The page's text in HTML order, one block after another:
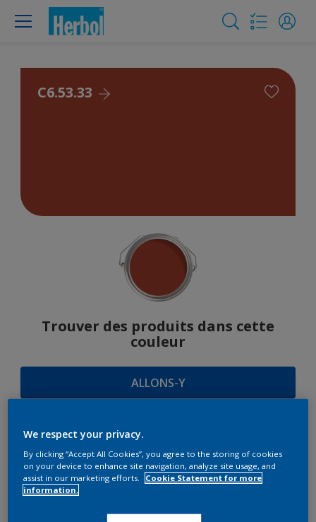
C6.53.33
Trouver des produits dans cette
couleur
ALLONS-Y
SUGGESTIONS
D'HARMONIES
We respect your privacy.
By clicking “Accept All Cookies”, you agree to the storing of cookies
on your device to enhance site navigation, analyze site usage, and
assist in our marketing efforts.
Cookie Statement for more
information.